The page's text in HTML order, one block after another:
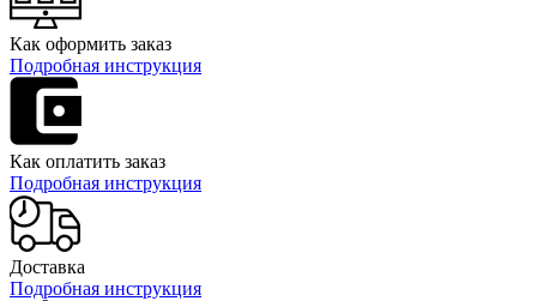
Как оформить заказ
Подробная инструкция
Как оплатить заказ
Подробная инструкция
Доставка
Подробная инструкция